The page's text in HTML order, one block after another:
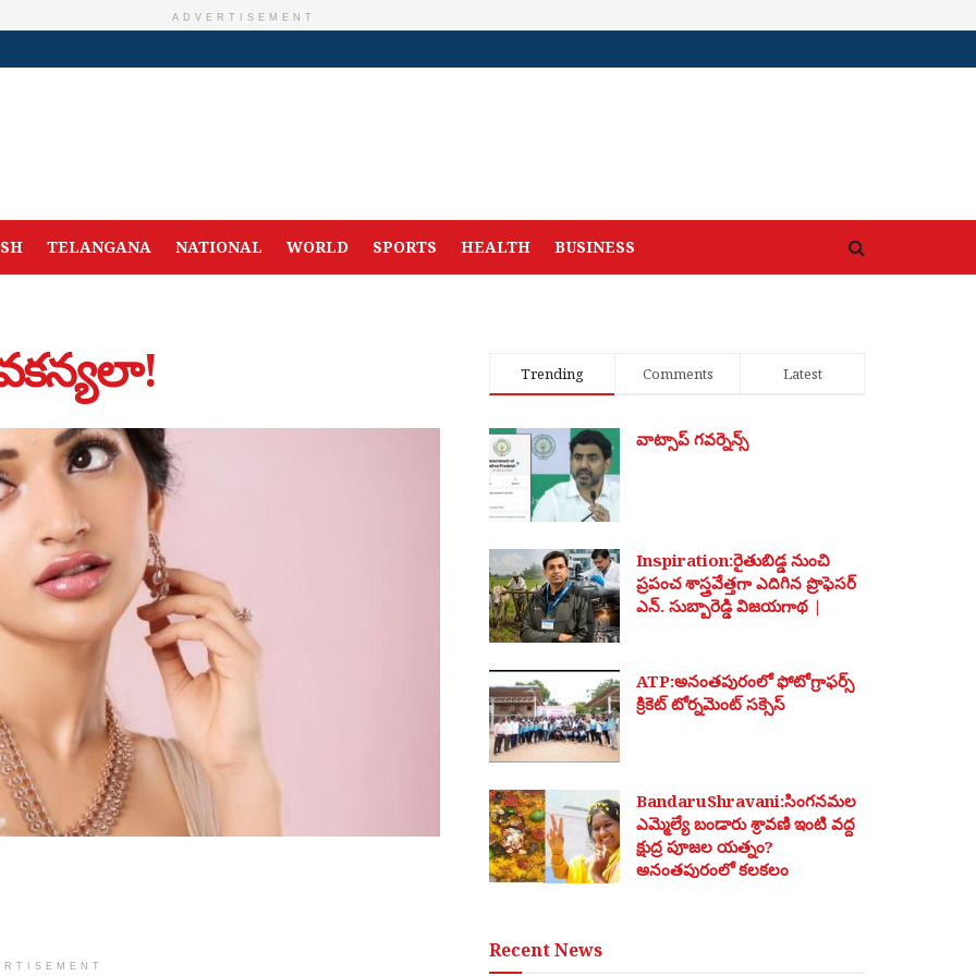
ADVERTISEMENT
TELANGANA NATIONAL WORLD SPORTS HEALTH BUSINESS
Trending Comments Latest
వాట్సాప్ గవర్నెన్స్
Inspiration:రైతుబిడ్డ నుంచి
ప్రపంచ శాస్త్రవేత్తగా ఎదిగిన ప్రొఫెసర్
ఎన్. సుబ్బారెడ్డి విజయగాథ |
ATP:అనంతపురంలో ఫోటోగ్రాఫర్స్
క్రికెట్ టోర్నమెంట్ సక్సెస్
BandaruShravani:సింగనమల
ఎమ్మెల్యే బండారు శ్రావణి ఇంటి వద్ద
క్షుద్ర పూజల యత్నం?
అనంతపురంలో కలకలం
Recent News